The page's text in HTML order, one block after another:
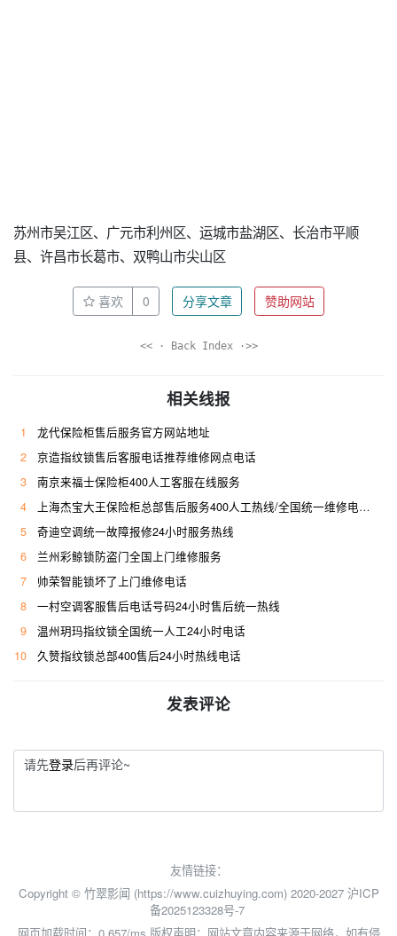
苏州市吴江区、广元市利州区、运城市盐湖区、长治市平顺
县、许昌市长葛市、双鸭山市尖山区
喜欢 0 分享文章 赞助网站
<< · Back Index ·>>
相关线报
1
龙代保险柜售后服务官方网站地址
2
京造指纹锁售后客服电话推荐维修网点电话
3
南京来福士保险柜400人工客服在线服务
4
上海杰宝大王保险柜总部售后服务400人工热线/全国统一维修电话是多少
5
奇迪空调统一故障报修24小时服务热线
6
兰州彩鲸锁防盗门全国上门维修服务
7
帅荣智能锁坏了上门维修电话
8
一村空调客服售后电话号码24小时售后统一热线
9
温州玥玛指纹锁全国统一人工24小时电话
10
久赞指纹锁总部400售后24小时热线电话
发表评论
请先登录后再评论~
友情链接：
Copyright © 竹翠影闻 (https://www.cuizhuying.com) 2020-2027 沪ICP
备2025123328号-7